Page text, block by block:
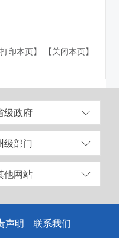
打印本页】 【关闭本页】
级政府
级部门
他网站
声明
联系我们